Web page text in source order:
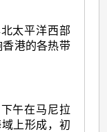
太平洋西部
港的各热带
午在马尼拉
上形成，初